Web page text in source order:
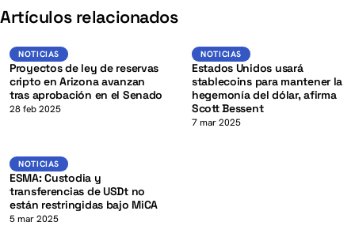
Artículos relacionados
Noticias K
NOTICIAS
Proyectos de ley de reservas
cripto en Arizona avanzan
tras aprobación en el Senado
28 feb 2025
NOTICIAS
NOTICIAS
Estados Unidos usará
stablecoins para mantener la
hegemonía del dólar, afirma
Scott Bessent
7 mar 2025
NOTICIAS USDT K
NOTICIAS
ESMA: Custodia y
transferencias de USDt no
están restringidas bajo MiCA
5 mar 2025